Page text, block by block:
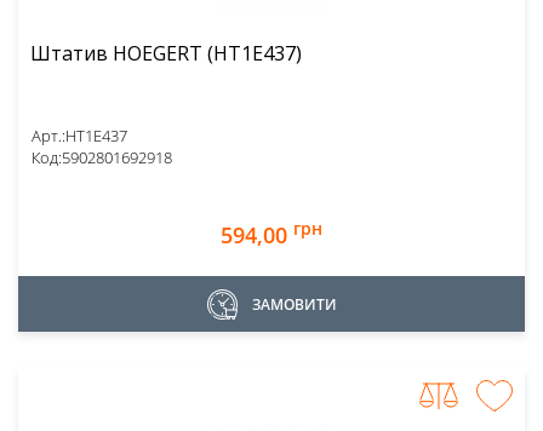
Штатив HOEGERT (HT1E437)
Арт.:HT1E437
Код:5902801692918
594,00 грн
ЗАМОВИТИ